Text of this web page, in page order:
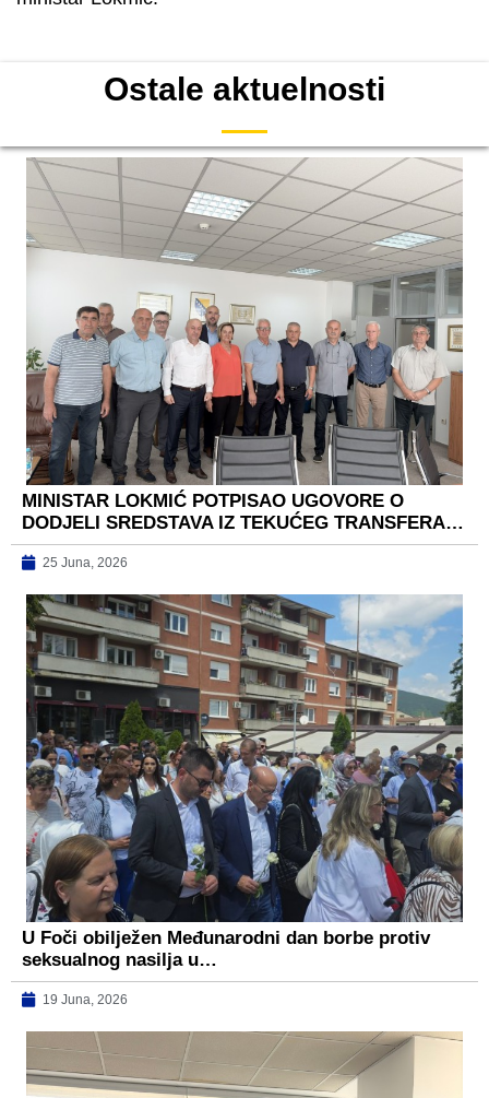
Ostale aktuelnosti
MINISTAR LOKMIĆ POTPISAO UGOVORE O
DODJELI SREDSTAVA IZ TEKUĆEG TRANSFERA…
25 Juna, 2026
U Foči obilježen Međunarodni dan borbe protiv
seksualnog nasilja u…
19 Juna, 2026